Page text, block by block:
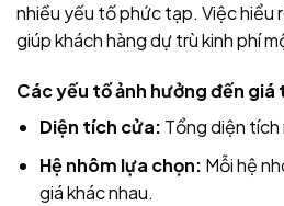
nhiều yếu tố phức tạp. Việc hiểu
giúp khách hàng dự trù kinh phí
Các yếu tố ảnh hưởng đến giá
Diện tích cửa: Tổng diện
Hệ nhôm lựa chọn: Mỗi hệ
giá khác nhau.